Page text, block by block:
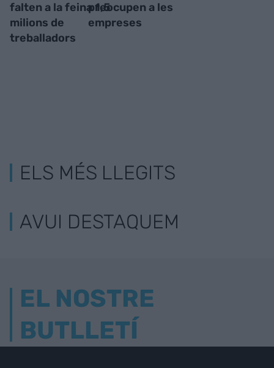
falten a la feina 1,5
milions de
treballadors
preocupen a les
empreses
ELS MÉS LLEGITS
AVUI DESTAQUEM
EL NOSTRE
BUTLLETÍ